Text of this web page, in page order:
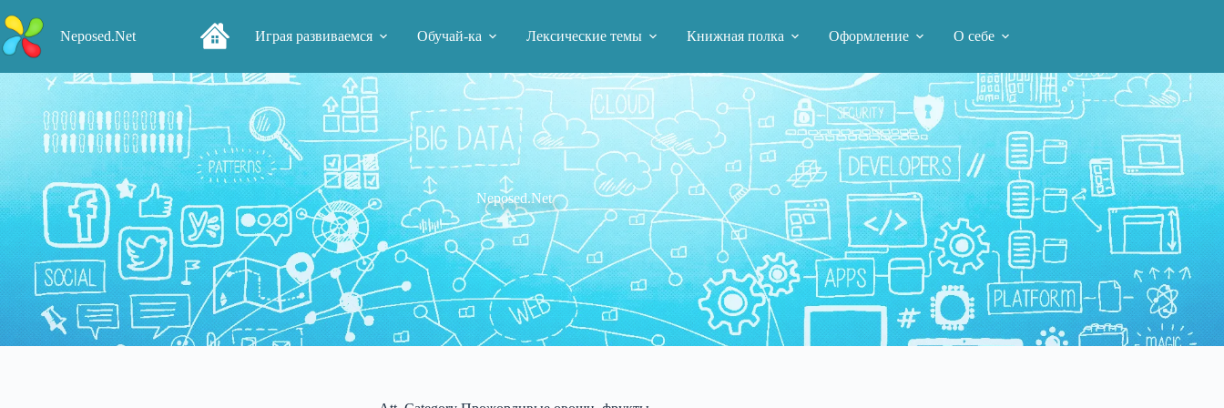
к
сути
Neposed.Net Играя развиваемся Обучай-ка Лексические темы Книжная полка Оформление О себе
Neposed.Net